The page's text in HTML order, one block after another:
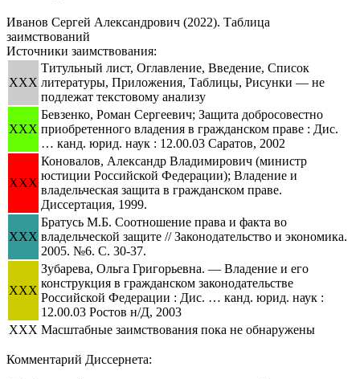
Иванов Сергей Александрович (2022). Таблица
заимствований
Источники заимствования:
XXX
Титульный лист, Оглавление, Введение, Список
литературы, Приложения, Таблицы, Рисунки — не
подлежат текстовому анализу
XXX
Бевзенко, Роман Сергеевич; Защита добросовестно
приобретенного владения в гражданском праве : Дис.
… канд. юрид. наук : 12.00.03 Саратов, 2002
XXX
Коновалов, Александр Владимирович (министр
юстиции Российской Федерации); Владение и
владельческая защита в гражданском праве.
Диссертация, 1999.
XXX
Братусь М.Б. Соотношение права и факта во
владельческой защите // Законодательство и экономика.
2005. №6. С. 30-37.
XXX
Зубарева, Ольга Григорьевна. — Владение и его
конструкция в гражданском законодательстве
Российской Федерации : Дис. … канд. юрид. наук :
12.00.03 Ростов н/Д, 2003
XXX Масштабные заимствования пока не обнаружены
Комментарий Диссернета: